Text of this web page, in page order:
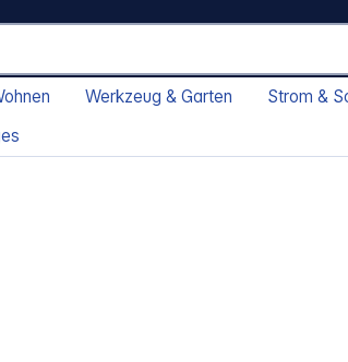
Werkzeug & Garten Strom &